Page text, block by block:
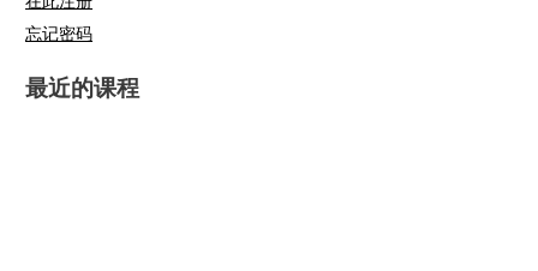
忘记密码
最近的课程